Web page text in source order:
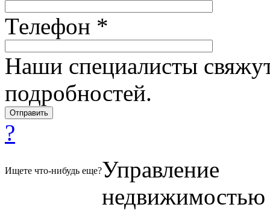
Телефон *
Наши специалисты
подробностей.
?
Ищете что-нибудь еще?Управление
недвижимостью